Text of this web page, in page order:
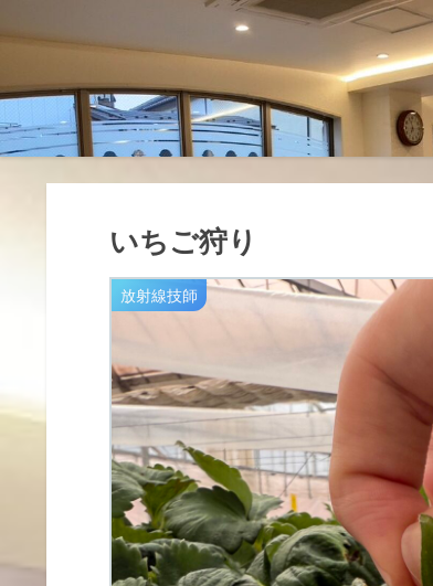
いちご狩り
放射線技師